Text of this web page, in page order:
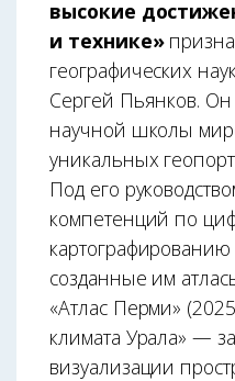
высокие
и технике»
географических
Сергей Пьянков. Он
научной школы
уникальных
Под его
компетенций по
созданные им
«Атлас Перми»
климата Урала» —
визуализации